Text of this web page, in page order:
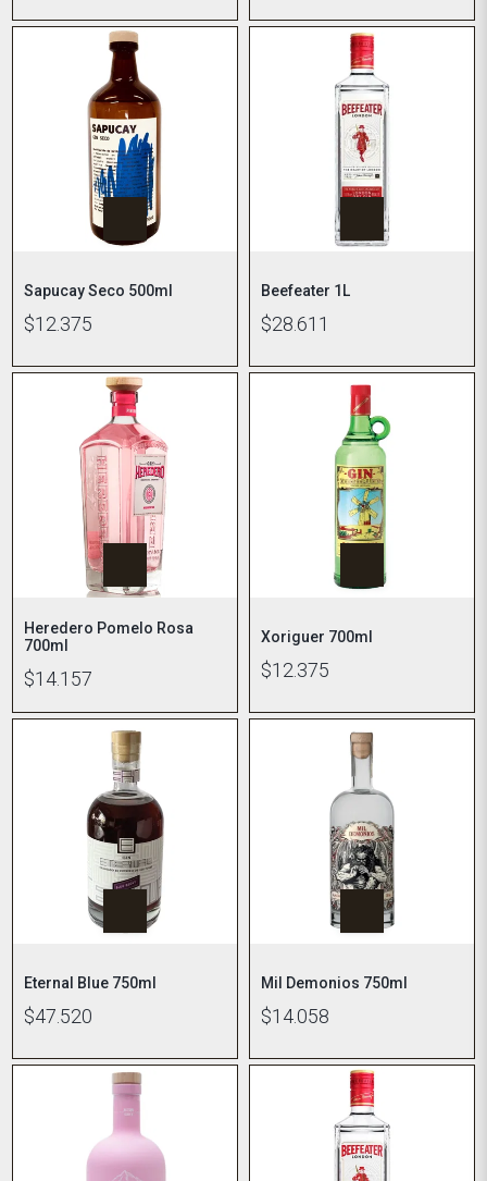
Sapucay Seco 500ml
$12.375
Beefeater 1L
$28.611
Heredero Pomelo Rosa
700ml
$14.157
Xoriguer 700ml
$12.375
Eternal Blue 750ml
$47.520
Mil Demonios 750ml
$14.058